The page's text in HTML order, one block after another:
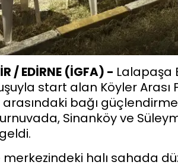
/ EDİRNE (İGFA) - Lalapaşa
start alan Köyler Arası
arasındaki bağı
Sinanköy ve
halı sahada